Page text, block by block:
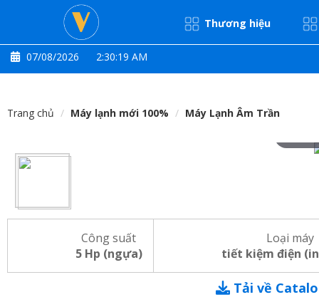
Thương hiệu
07/08/2026 2:30:20 AM
Trang chủ Máy lạnh mới 100% Máy Lạnh Âm Trần
Công suất
5 Hp (ngựa)
Loại máy
tiết kiệm điện
Tải về